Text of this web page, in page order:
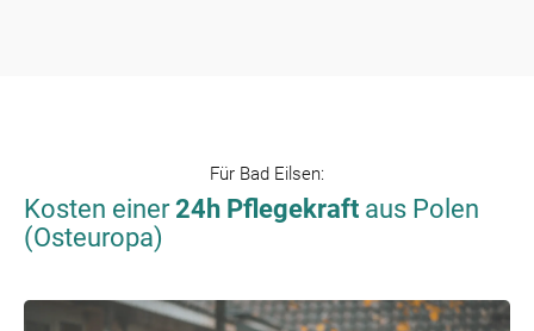
Für Bad Eilsen:
Kosten einer24h Pflegekraft aus Polen
(Osteuropa)